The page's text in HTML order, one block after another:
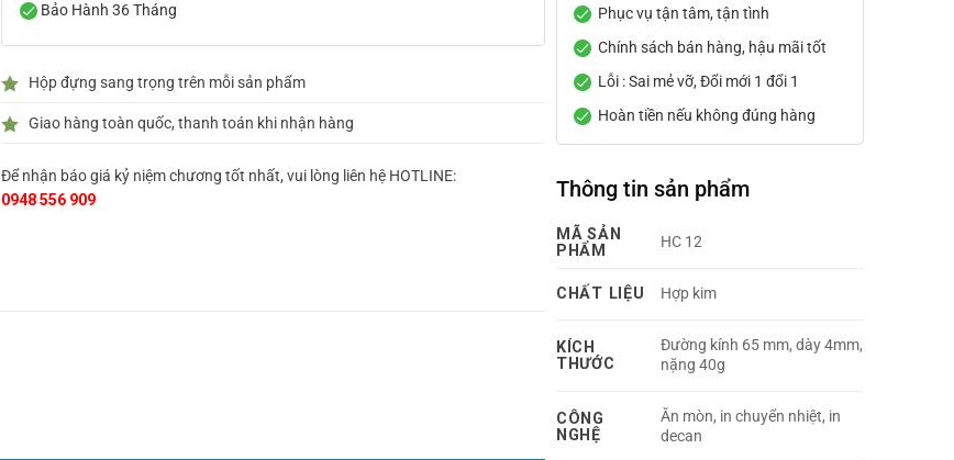
Phục vụ tận tâm, tận tình
Chính sách bán hàng, hậu mãi tốt
Lỗi : Sai mẻ vỡ, Đổi mới 1 đổi 1
Hoàn tiền nếu không đúng hàng
Thông tin sản phẩm
MÃ SẢN
PHẨM
HC 12
CHẤT LIỆU Hợp kim
KÍCH
THƯỚC
Đường kính 65 mm, dày 4mm,
nặng 40g
CÔNG
NGHỆ
Ăn mòn, in chuyển nhiệt, in
decan
Bảo Hành 36 Tháng
Hộp đựng sang trọng trên mỗi sản phẩm
Giao hàng toàn quốc, thanh toán khi nhận hàng
Để nhận báo giá kỷ niệm chương tốt nhất, vui lòng liên hệ HOTLINE:
0948 556 909